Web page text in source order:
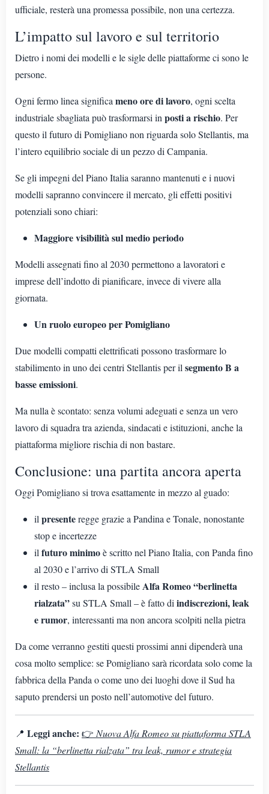
ufficiale, resterà una promessa possibile, non una certezza.
L’impatto sul lavoro e sul territorio
Dietro i nomi dei modelli e le sigle delle piattaforme ci sono le
persone.
Ogni fermo linea significa meno ore di lavoro, ogni scelta
industriale sbagliata può trasformarsi in posti a rischio. Per
questo il futuro di Pomigliano non riguarda solo Stellantis, ma
l’intero equilibrio sociale di un pezzo di Campania.
Se gli impegni del Piano Italia saranno mantenuti e i nuovi
modelli sapranno convincere il mercato, gli effetti positivi
potenziali sono chiari:
Maggiore visibilità sul medio periodo
Modelli assegnati fino al 2030 permettono a lavoratori e
imprese dell’indotto di pianificare, invece di vivere alla
giornata.
Un ruolo europeo per Pomigliano
Due modelli compatti elettrificati possono trasformare lo
stabilimento in uno dei centri Stellantis per il segmento B a
basse emissioni.
Ma nulla è scontato: senza volumi adeguati e senza un vero
lavoro di squadra tra azienda, sindacati e istituzioni, anche la
piattaforma migliore rischia di non bastare.
Conclusione: una partita ancora aperta
Oggi Pomigliano si trova esattamente in mezzo al guado:
il presenteregge grazie a Pandina e Tonale, nonostante
stop e incertezze
il futuro minimoè scritto nel Piano Italia, con Panda fino
al 2030 e l’arrivo di STLA Small
il resto – inclusa la possibileAlfa Romeo “berlinetta
rialzata”su STLA Small – è fatto di indiscrezioni, leak
e rumor, interessanti ma non ancora scolpiti nella pietra
Da come verranno gestiti questi prossimi anni dipenderà una
cosa molto semplice: se Pomigliano sarà ricordata solo come la
fabbrica della Panda o come uno dei luoghi dove il Sud ha
saputo prendersi un posto nell’automotive del futuro.
📍 Leggi anche: 👉 Nuova Alfa Romeo su piattaforma STLA
Small: la “berlinetta rialzata” tra leak, rumor e strategia
Stellantis